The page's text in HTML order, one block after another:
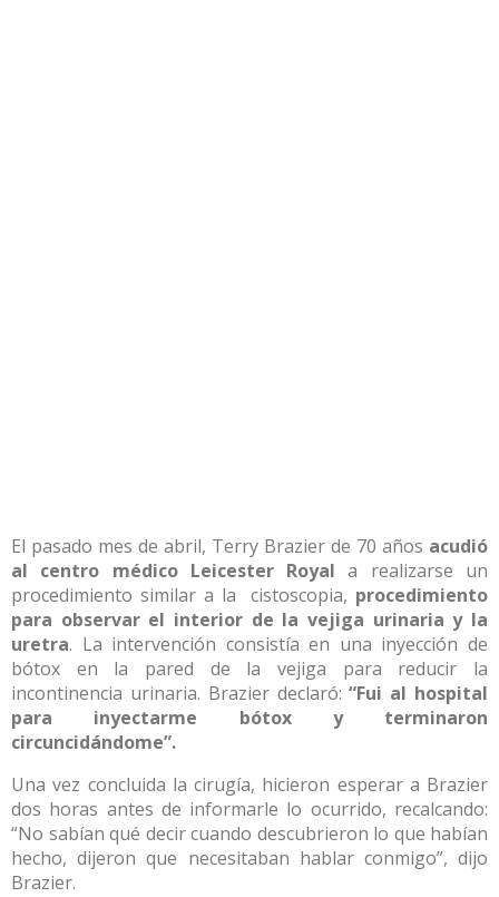
El pasado mes de abril, Terry Brazier de 70 años acudió
al centro médico Leicester Royal a realizarse un
procedimiento similar a la cistoscopia, procedimiento
para observar el interior de la vejiga urinaria y la
uretra. La intervención consistía en una inyección de
bótox en la pared de la vejiga para reducir la
incontinencia urinaria. Brazier declaró:“Fui al hospital
para inyectarme bótox y terminaron
circuncidándome”.
Una vez concluida la cirugía, hicieron esperar a Brazier
dos horas antes de informarle lo ocurrido, recalcando:
“No sabían qué decir cuando descubrieron lo que habían
hecho, dijeron que necesitaban hablar conmigo”, dijo
Brazier.